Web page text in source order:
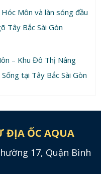
Môn và làn sóng đầu
Tây Bắc Sài Gòn
– Khu Đô Thị Nâng
tại Tây Bắc Sài Gòn
ĐỊA ỐC AQUA
17, Quận Bình